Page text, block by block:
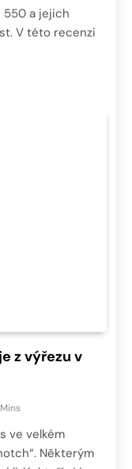
550 a jejich
V této recenzi
z výřezu v
ve velkém
Některým